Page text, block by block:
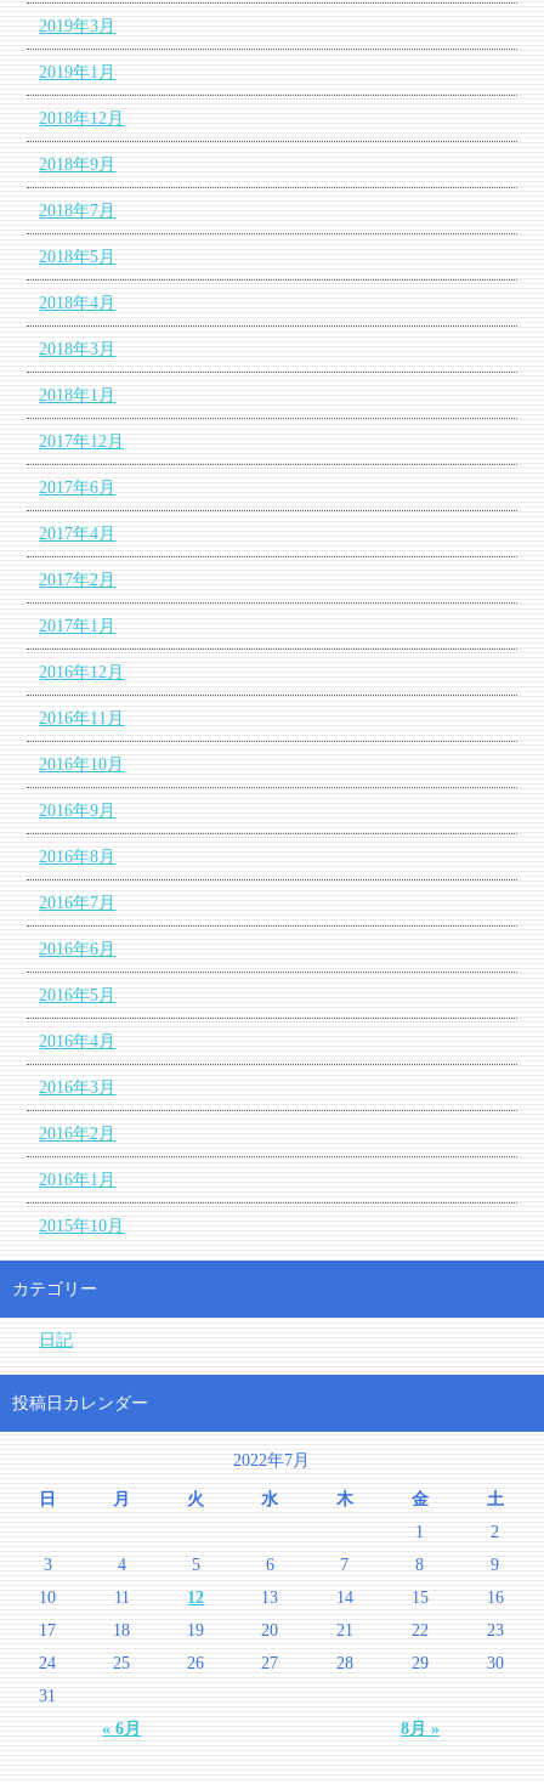
2019年3月
2019年1月
2018年12月
2018年9月
2018年7月
2018年5月
2018年4月
2018年3月
2018年1月
2017年12月
2017年6月
2017年4月
2017年2月
2017年1月
2016年12月
2016年11月
2016年10月
2016年9月
2016年8月
2016年7月
2016年6月
2016年5月
2016年4月
2016年3月
2016年2月
2016年1月
2015年10月
カテゴリー
日記
投稿日カレンダー
2022年7月
日 月 火 水 木 金 土
« 6月 8月 »
1
2
3
4 5 6 7 8
9
10
11 12 13 14 15
16
17
18 19 20 21 22
23
24
25 26 27 28 29
30
31